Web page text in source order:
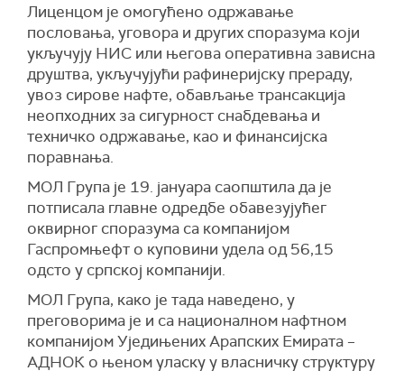
Лиценцом је омогућено одржавање
пословања, уговора и других споразума који
укључују НИС или његова оперативна зависна
друштва, укључујући рафинеријску прераду,
увоз сирове нафте, обављање трансакција
неопходних за сигурност снабдевања и
техничко одржавање, као и финансијска
поравнања.
МОЛ Група је 19. јануара саопштила да је
потписала главне одредбе обавезујућег
оквирног споразума са компанијом
Гаспромњефт о куповини удела од 56,15
одсто у српској компанији.
МОЛ Група, како је тада наведено, у
преговорима је и са националном нафтном
компанијом Уједињених Арапских Емирата –
АДНОК о њеном уласку у власничку структуру